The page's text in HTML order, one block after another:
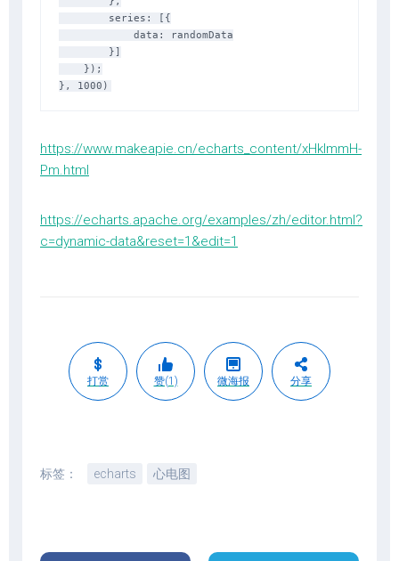
https://www.makeapie.cn/echarts_content/xHklmmH-
Pm.html
https://echarts.apache.org/examples/zh/editor.html?
c=dynamic-data&reset=1&edit=1
打赏 赞(1) 微海报 分享
标签： echarts 心电图